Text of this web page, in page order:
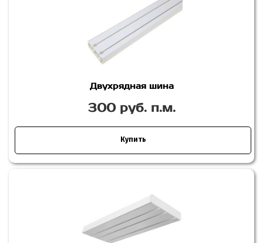
Двухрядная шина
300 руб. п.м.
Купить